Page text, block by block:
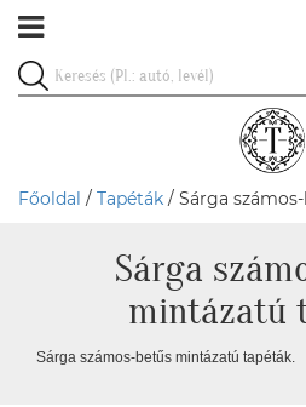
Főoldal / Tapéták / Sárga
Sárga
mintázatú
Sárga számos-betűs mintázatú tapéták.